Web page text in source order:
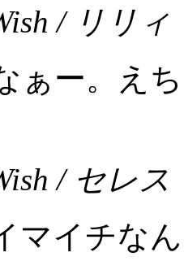
/ リリィ
ぁー。え
/ セレス
マイチな